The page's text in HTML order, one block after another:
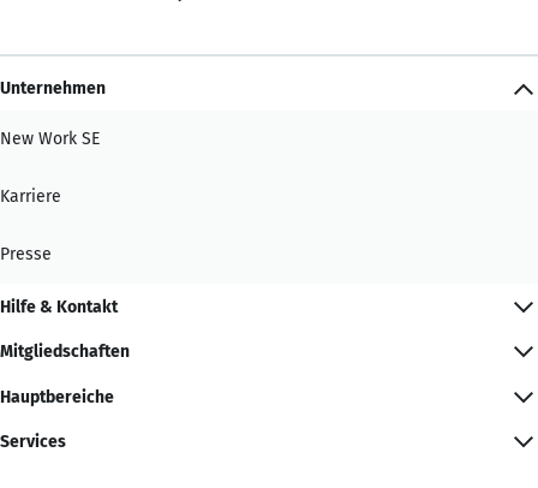
Unternehmen
New Work SE
Karriere
Presse
Hilfe & Kontakt
Mitgliedschaften
Hauptbereiche
Services